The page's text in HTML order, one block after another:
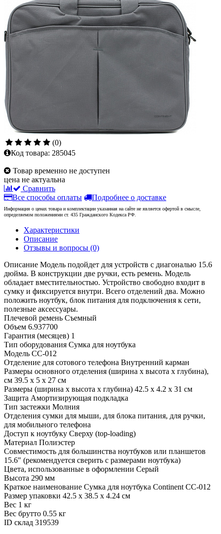
(0)
Код товара: 285045
Товар временно не доступен
цена не актуальна
Сравнить
Все способы оплаты
Подробнее о доставке
Информация о ценах товара и комплектации указанная на сайте не является офертой в смысле,
определяемом положениями ст. 435 Гражданского Кодекса РФ.
Характеристики
Описание
Отзывы и вопросы (0)
Описание Модель подойдет для устройств с диагональю 15.6
дюйма. В конструкции две ручки, есть ремень. Модель
обладает вместительностью. Устройство свободно входит в
сумку и фиксируется внутри. Всего отделений два. Можно
положить ноутбук, блок питания для подключения к сети,
полезные аксессуары.
Плечевой ремень Съемный
Объем 6.937700
Гарантия (месяцев) 1
Тип оборудования Сумка для ноутбука
Модель CC-012
Отделение для сотового телефона Внутренний карман
Размеры основного отделения (ширина x высота x глубина),
см 39.5 x 5 x 27 см
Размеры (ширина x высота x глубина) 42.5 x 4.2 x 31 см
Защита Амортизирующая подкладка
Тип застежки Молния
Отделения сумки для мыши, для блока питания, для ручки,
для мобильного телефона
Доступ к ноутбуку Сверху (top-loading)
Материал Полиэстер
Совместимость для большинства ноутбуков или планшетов
15.6" (рекомендуется сверить с размерами ноутбука)
Цвета, использованные в оформлении Серый
Высота 290 мм
Краткое наименование Сумка для ноутбука Continent CC-012
Размер упаковки 42.5 x 38.5 x 4.24 см
Вес 1 кг
Вес брутто 0.55 кг
ID склад 319539